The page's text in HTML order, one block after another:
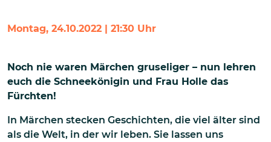
Montag, 24.10.2022 | 21:30 Uhr
Noch nie waren Märchen gruseliger – nun lehren
euch die Schneekönigin und Frau Holle das
Fürchten!
In Märchen stecken Geschichten, die viel älter sind
als die Welt, in der wir leben. Sie lassen uns